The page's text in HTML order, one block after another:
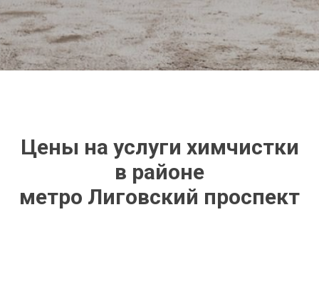
Цены на услуги химчистки
в районе
метро Лиговский проспект